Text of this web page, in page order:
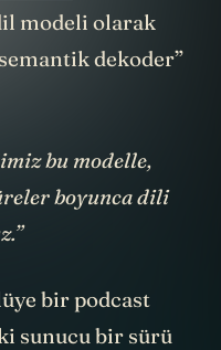
modeli olarak
dekoder”
bu modelle,
boyunca dili
bir podcast
sunucu bir sürü